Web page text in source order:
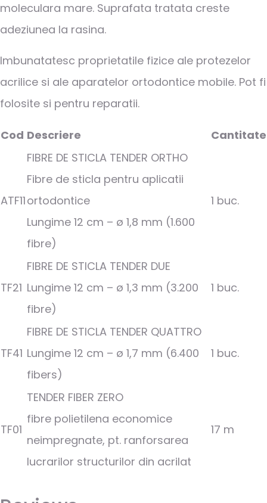
moleculara mare. Suprafata tratata creste
adeziunea la rasina.
Imbunatatesc proprietatile fizice ale protezelor
acrilice si ale aparatelor ortodontice mobile. Pot fi
folosite si pentru reparatii.
Cod Descriere Cantitate
ATF11
FIBRE DE STICLA TENDER ORTHO
Fibre de sticla pentru aplicatii
ortodontice
Lungime 12 cm – ø 1,8 mm (1.600
fibre)
1 buc.
TF21
FIBRE DE STICLA TENDER DUE
Lungime 12 cm – ø 1,3 mm (3.200
fibre)
1 buc.
TF41
FIBRE DE STICLA TENDER QUATTRO
Lungime 12 cm – ø 1,7 mm (6.400
fibers)
1 buc.
TF01
TENDER FIBER ZERO
fibre polietilena economice
neimpregnate, pt. ranforsarea
lucrarilor structurilor din acrilat
17 m